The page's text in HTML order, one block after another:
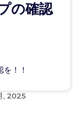
の確認
！！
, 2025